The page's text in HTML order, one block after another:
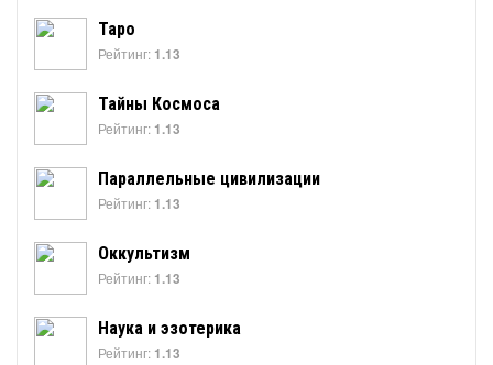
Таро
Рейтинг: 1.13
Тайны Космоса
Рейтинг: 1.13
Параллельные цивилизации
Рейтинг: 1.13
Оккультизм
Рейтинг: 1.13
Наука и эзотерика
Рейтинг: 1.13